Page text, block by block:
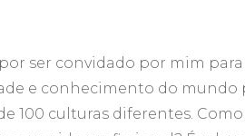
ser convidado por mim
e conhecimento do mundo
100 culturas diferentes.